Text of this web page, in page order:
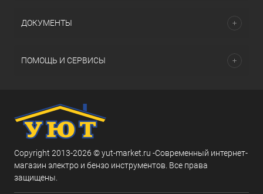
ДОКУМЕНТЫ
ПОМОЩЬ И СЕРВИСЫ
Copyright 2013-2026 © yut-market.ru -Современный интернет-
магазин электро и бензо инструментов. Все права
защищены.